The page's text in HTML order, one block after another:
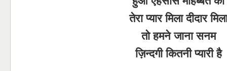
तेरा प्यार मिला दीदार
तो हमने जाना सनम
ज़िन्दगी कितनी प्यारी है